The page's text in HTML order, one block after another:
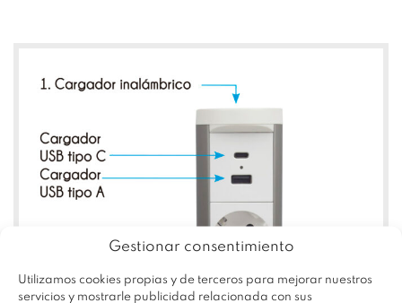
Gestionar consentimiento
Utilizamos cookies propias y de terceros para mejorar nuestros
servicios y mostrarle publicidad relacionada con sus